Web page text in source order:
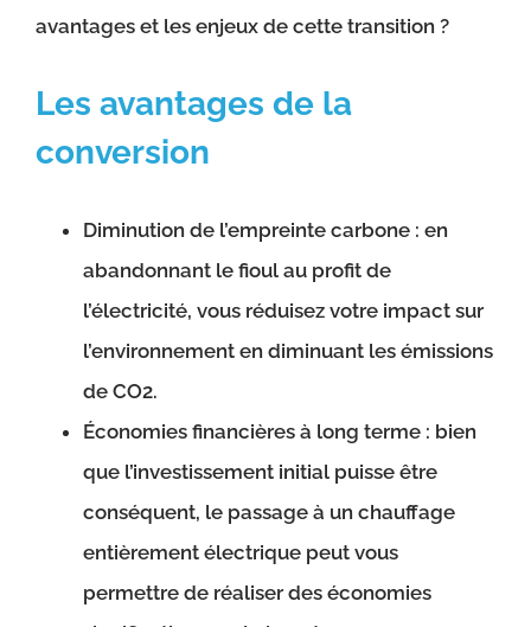
avantages et les enjeux de cette transition ?
Les avantages de la
conversion
Diminution de l’empreinte carbone : en
abandonnant le fioul au profit de
l’électricité, vous réduisez votre impact sur
l’environnement en diminuant les émissions
de CO2.
Économies financières à long terme : bien
que l’investissement initial puisse être
conséquent, le passage à un chauffage
entièrement électrique peut vous
permettre de réaliser des économies